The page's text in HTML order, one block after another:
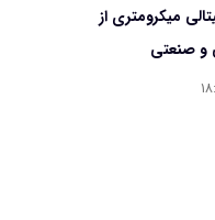
میکرومتری از
و صنعتی